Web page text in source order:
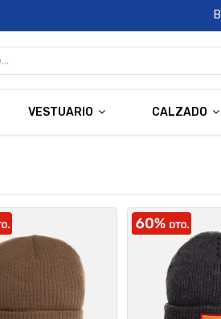
VESTUARIO CALZADO